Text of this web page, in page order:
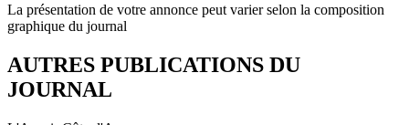
La présentation de votre annonce peut varier selon la composition
graphique du journal
AUTRES PUBLICATIONS DU
JOURNAL